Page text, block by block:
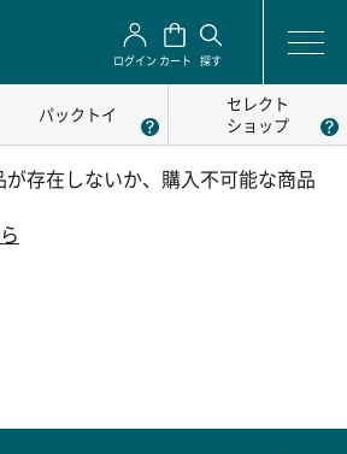
ログイン カート 探す
パックトイ
セレクト
ショップ
存在しないか、購入不可能な商品